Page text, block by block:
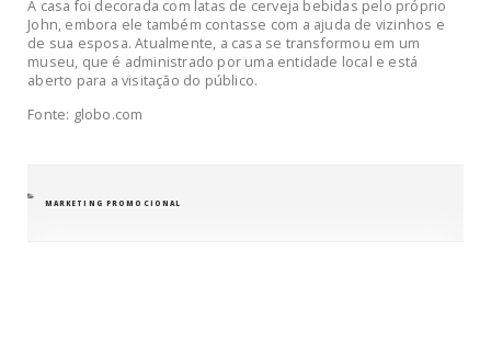
A casa foi decorada com latas de cerveja bebidas pelo próprio
John, embora ele também contasse com a ajuda de vizinhos e
de sua esposa. Atualmente, a casa se transformou em um
museu, que é administrado por uma entidade local e está
aberto para a visitação do público.
Fonte: globo.com
CATEGORIAS
MARKETING PROMOCIONAL